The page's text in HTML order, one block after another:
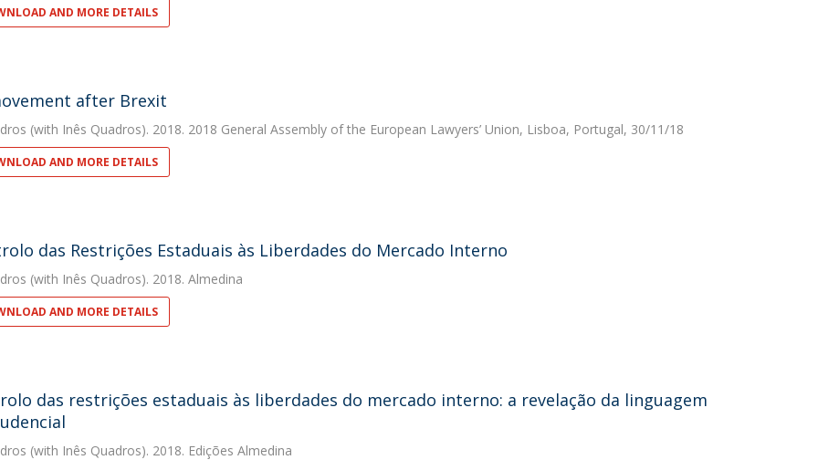
AND MORE DETAILS
after Brexit
(with Inês Quadros). 2018. 2018 General Assembly of the European Lawyers’ Union, Lisboa, Portugal, 30/11/18
AND MORE DETAILS
das Restrições Estaduais às Liberdades do Mercado Interno
(with Inês Quadros). 2018. Almedina
AND MORE DETAILS
das restrições estaduais às liberdades do mercado interno: a revelação da linguagem
(with Inês Quadros). 2018. Edições Almedina